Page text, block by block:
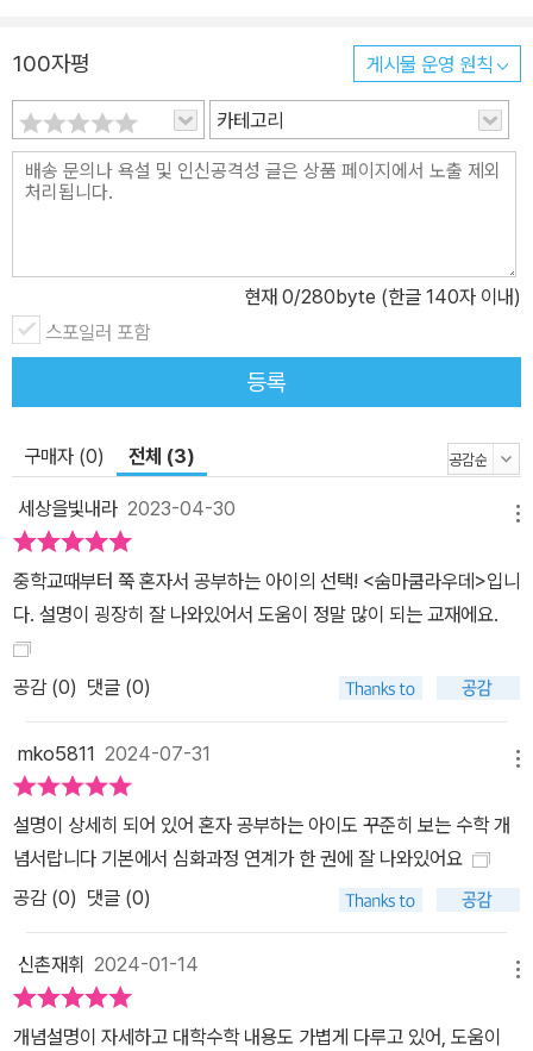
습이 가능합니다. 각 문제에 대한 좋은 해설은 문제풀이 만큼 실력 향
상을 위해 필요한 요소입니다. 해당 문제에 대해 가장 적절하고 쉬운
풀이 방법을 제시하였으며, 알아두면 도움이 되는 추가적인 풀이 방
법 역시 제시하여 자학자습을 위한 교재로 손색이 없도록 하였습니
다.
100자평 게시물 운영 원칙
카테고리
현재 0/280byte (한글 140자 이내)
스포일러 포함
등록
구매자 (0) 전체 (3)
세상을빛내라 2023-04-30
중학교때부터 쭉 혼자서 공부하는 아이의 선택! <숨마쿰라우데>입니
다. 설명이 굉장히 잘 나와있어서 도움이 정말 많이 되는 교재에요.
공감 (0) 댓글 (0)
mko5811 2024-07-31
설명이 상세히 되어 있어 혼자 공부하는 아이도 꾸준히 보는 수학 개
념서랍니다 기본에서 심화과정 연계가 한 권에 잘 나와있어요
공감 (0) 댓글 (0)
신촌재휘 2024-01-14
개념설명이 자세하고 대학수학 내용도 가볍게 다루고 있어, 도움이